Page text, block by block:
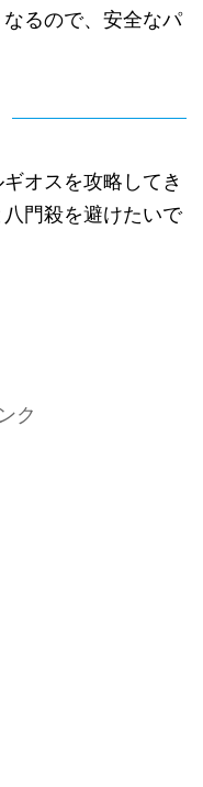
るので、安全なパ
オスを攻略してき
門殺を避けたいで
ク